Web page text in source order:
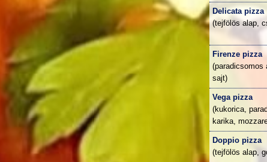
Delicata pizza
(tejfölös alap,
Firenze pizza
(paradicsomos
sajt)
Vega pizza
(kukorica,
karika,
Doppio pizza
(tejfölös alap,